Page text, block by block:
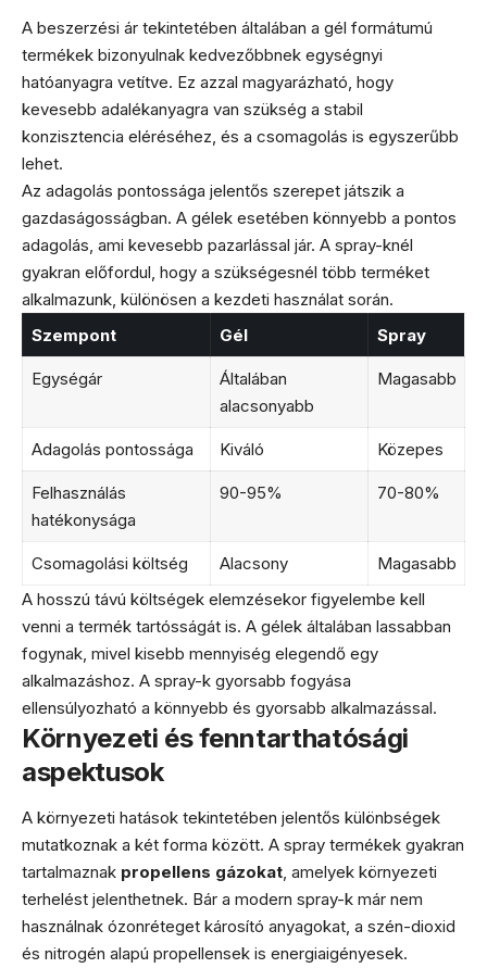
A beszerzési ár tekintetében általában a gél formátumú
termékek bizonyulnak kedvezőbbnek egységnyi
hatóanyagra vetítve. Ez azzal magyarázható, hogy
kevesebb adalékanyagra van szükség a stabil
konzisztencia eléréséhez, és a csomagolás is egyszerűbb
lehet.
Az adagolás pontossága jelentős szerepet játszik a
gazdaságosságban. A gélek esetében könnyebb a pontos
adagolás, ami kevesebb pazarlással jár. A spray-knél
gyakran előfordul, hogy a szükségesnél több terméket
alkalmazunk, különösen a kezdeti használat során.
Szempont
Gél Spray
Egységár
Általában
alacsonyabb
Magasabb
Adagolás pontossága Kiváló Közepes
Felhasználás
hatékonysága
90-95% 70-80%
Csomagolási költség Alacsony
Magasabb
A hosszú távú költségek elemzésekor figyelembe kell
venni a termék tartósságát is. A gélek általában lassabban
fogynak, mivel kisebb mennyiség elegendő egy
alkalmazáshoz. A spray-k gyorsabb fogyása
ellensúlyozható a könnyebb és gyorsabb alkalmazással.
Környezeti és fenntarthatósági
aspektusok
A környezeti hatások tekintetében jelentős különbségek
mutatkoznak a két forma között. A spray termékek gyakran
tartalmaznak propellens gázokat , amelyek környezeti
terhelést jelenthetnek. Bár a modern spray-k már nem
használnak ózonréteget károsító anyagokat, a szén-dioxid
és nitrogén alapú propellensek is energiaigényesek.